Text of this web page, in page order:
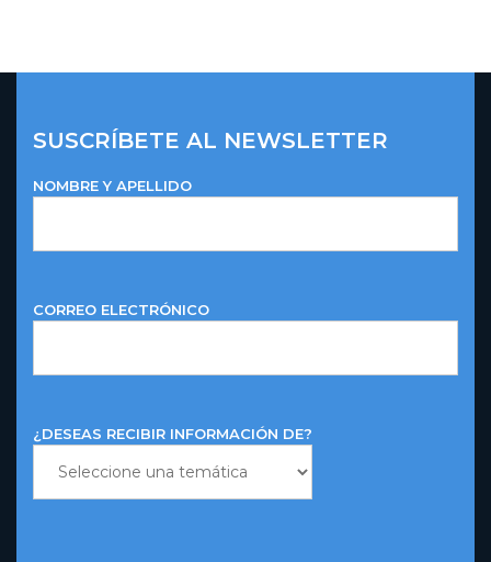
SUSCRÍBETE AL NEWSLETTER
NOMBRE Y APELLIDO
CORREO ELECTRÓNICO
¿DESEAS RECIBIR INFORMACIÓN DE?